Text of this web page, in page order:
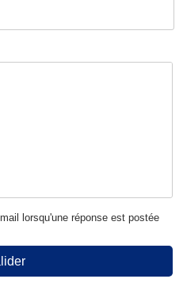
lorsqu'une réponse est postée